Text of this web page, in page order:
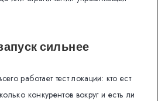
сильнее
работает тест локации: кто ест
конкурентов вокруг и есть ли